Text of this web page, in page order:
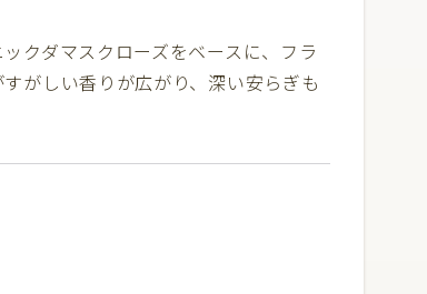
クダマスクローズをベースに、フラ
がしい香りが広がり、深い安らぎも